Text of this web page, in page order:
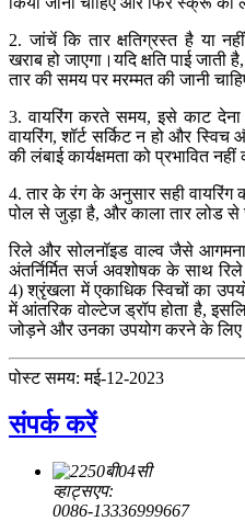
2. जांचें कि तार क्षतिग्रस्त है या
खराब हो जाएगा।यदि क्षति पाई जाती
तार की समय पर मरम्मत की जानी
3. वायरिंग करते समय, इसे काट देना
वायरिंग, शॉर्ट सर्किट न हो और
की लंबाई कार्यक्षमता को प्रभावित
4. तार के रंग के अनुसार सही वायरिंग
पोल से जुड़ा है, और काला तार लोड से
रिले और सोलनॉइड वाल्व जैसे
अंतर्निर्मित सर्ज अवशोषक के साथ
4) श्रृंखला में एकाधिक स्विचों का
में आंतरिक वोल्टेज ड्रॉप होता है,
जोड़ने और उनका उपयोग करने के लिए
पोस्ट समय: मई-12-2023
संपर्क करें
व्हाट्सएप:
0086-13336999667